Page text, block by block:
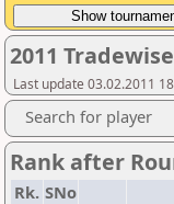
2011
Last update 03.02.2011
Search for player
Rank after
Rk. SNo